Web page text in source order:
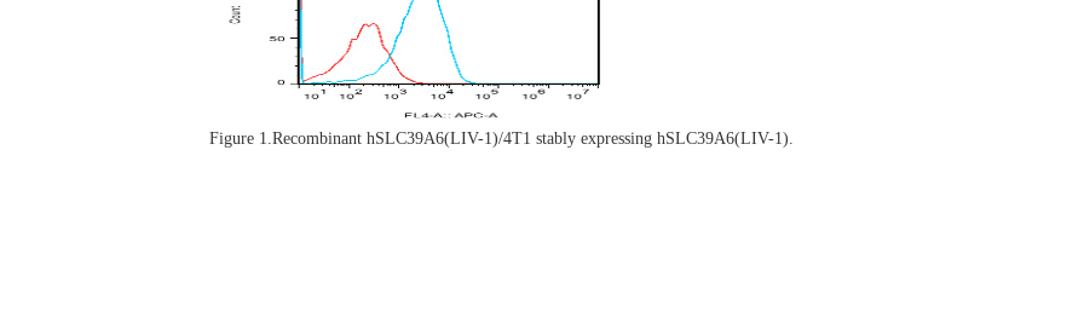
Figure 1.Recombinant hSLC39A6(LIV-1)/4T1 stably expressing hSLC39A6(LIV-1).